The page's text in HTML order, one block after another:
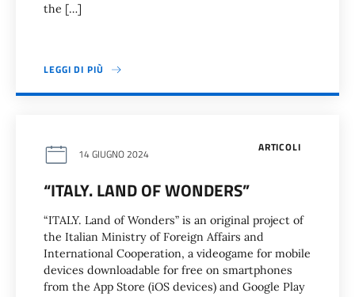
the […]
LEGGI DI PIÙ
ARTICOLI
14 GIUGNO 2024
“ITALY. LAND OF WONDERS”
“ITALY. Land of Wonders” is an original project of
the Italian Ministry of Foreign Affairs and
International Cooperation, a videogame for mobile
devices downloadable for free on smartphones
from the App Store (iOS devices) and Google Play